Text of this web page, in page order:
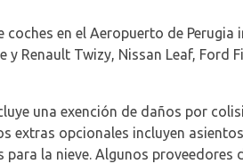
en el Aeropuerto de Perugia
Renault Twizy, Nissan Leaf, Ford
una exención de daños por
opcionales incluyen
la nieve. Algunos proveedores